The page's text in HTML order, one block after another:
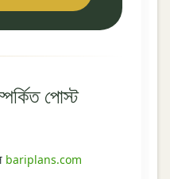
পোস্ট
bariplans.com